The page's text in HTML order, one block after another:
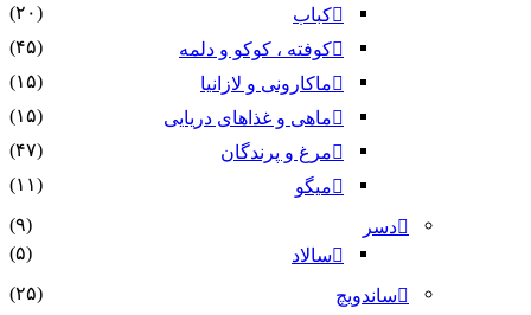
کباب
(۲۰)
کوفته ، کوکو و دلمه
(۴۵)
ماکارونی و لازانیا
(۱۵)
ماهی و غذاهای دریایی
(۱۵)
مرغ و پرندگان
(۴۷)
میگو
(۱۱)
دسر
(۹)
سالاد
(۵)
ساندویچ
(۲۵)